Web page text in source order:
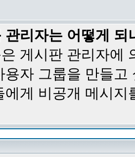
관리자는 어떻게 되
게시판 관리자에
용자 그룹을 만들
에게 비공개 메시지